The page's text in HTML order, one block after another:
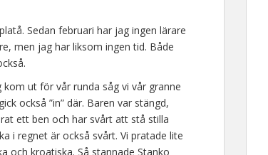
Sedan februari har jag ingen lärare
men jag har liksom ingen tid. Både
ut för vår runda såg vi vår granne
också ”in” där. Baren var stängd,
ett ben och har svårt att stå stilla
i regnet är också svårt. Vi pratade lite
och kroatiska. Så stannade Stanko